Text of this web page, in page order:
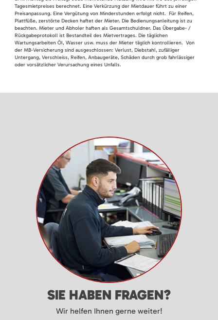
Tagesmietpreises berechnet. Eine Verkürzung der Mietdauer führt zu einer
Preisanpassung. Eine Vergütung von Minderstunden erfolgt nicht. Für Reifen,
Plattfüße, zerstörte Decken haftet der Mieter. Die Bedienungsanleitung ist zu
beachten. Mieter und Abholer haften als Gesamtschuldner. Das Übergabe- /
Rückgabeprotokoll ist Bestandteil des Mietvertrages. Die täglichen
Wartungsarbeiten Öl, Wasser usw. muss der Mieter täglich kontrollieren. Von
der MB-Versicherung sind ausgeschlossen: Verlust, Diebstahl, zufälliger
Untergang, Verschleiss, Reifen, Anbaugeräte, Schäden durch grob fahrlässiger
oder vorsätzlicher Verursachung eines Unfalls.
SIE HABEN FRAGEN?
Wir helfen Ihnen gerne weiter!